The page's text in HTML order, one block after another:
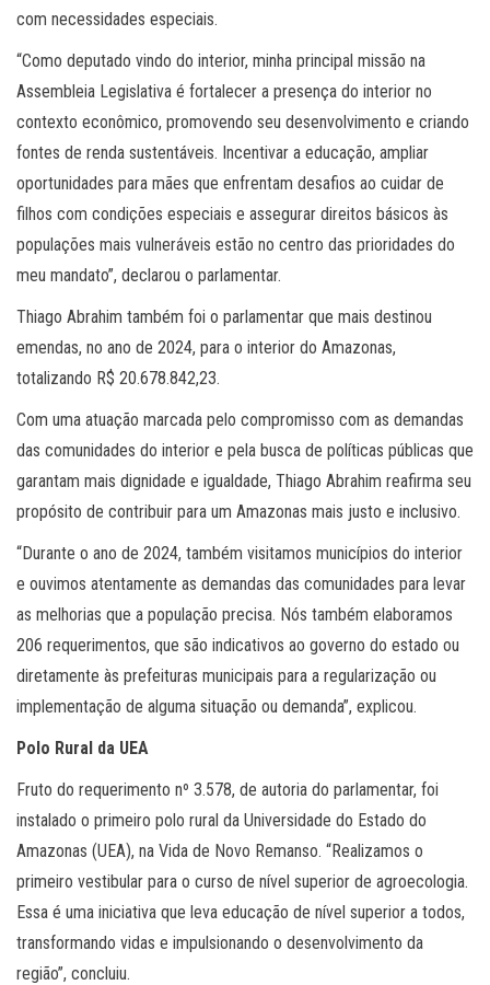
com necessidades especiais.
“Como deputado vindo do interior, minha principal missão na
Assembleia Legislativa é fortalecer a presença do interior no
contexto econômico, promovendo seu desenvolvimento e criando
fontes de renda sustentáveis. Incentivar a educação, ampliar
oportunidades para mães que enfrentam desafios ao cuidar de
filhos com condições especiais e assegurar direitos básicos às
populações mais vulneráveis estão no centro das prioridades do
meu mandato”, declarou o parlamentar.
Thiago Abrahim também foi o parlamentar que mais destinou
emendas, no ano de 2024, para o interior do Amazonas,
totalizando R$ 20.678.842,23.
Com uma atuação marcada pelo compromisso com as demandas
das comunidades do interior e pela busca de políticas públicas que
garantam mais dignidade e igualdade, Thiago Abrahim reafirma seu
propósito de contribuir para um Amazonas mais justo e inclusivo.
“Durante o ano de 2024, também visitamos municípios do interior
e ouvimos atentamente as demandas das comunidades para levar
as melhorias que a população precisa. Nós também elaboramos
206 requerimentos, que são indicativos ao governo do estado ou
diretamente às prefeituras municipais para a regularização ou
implementação de alguma situação ou demanda”, explicou.
Polo Rural da UEA
Fruto do requerimento nº 3.578, de autoria do parlamentar, foi
instalado o primeiro polo rural da Universidade do Estado do
Amazonas (UEA), na Vida de Novo Remanso. “Realizamos o
primeiro vestibular para o curso de nível superior de agroecologia.
Essa é uma iniciativa que leva educação de nível superior a todos,
transformando vidas e impulsionando o desenvolvimento da
região”, concluiu.